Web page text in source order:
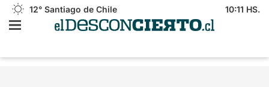
12° Santiago de Chile 10:11 HS.